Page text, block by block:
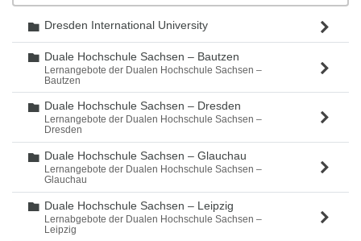
Ordner
Dresden International University
Ordner
Duale Hochschule Sachsen – Bautzen
Lernangebote der Dualen Hochschule Sachsen –
Bautzen
Ordner
Duale Hochschule Sachsen – Dresden
Lernangebote der Dualen Hochschule Sachsen –
Dresden
Ordner
Duale Hochschule Sachsen – Glauchau
Lernangebote der Dualen Hochschule Sachsen –
Glauchau
Ordner
Duale Hochschule Sachsen – Leipzig
Lernabgebote der Dualen Hochschule Sachsen –
Leipzig